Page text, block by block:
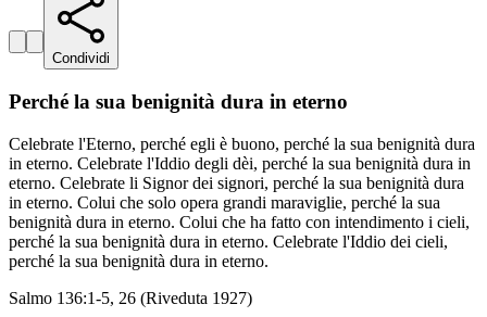
Condividi
Perché la sua benignità dura in eterno
Celebrate l'Eterno, perché egli è buono, perché la sua benignità dura
in eterno. Celebrate l'Iddio degli dèi, perché la sua benignità dura in
eterno. Celebrate li Signor dei signori, perché la sua benignità dura
in eterno. Colui che solo opera grandi maraviglie, perché la sua
benignità dura in eterno. Colui che ha fatto con intendimento i cieli,
perché la sua benignità dura in eterno. Celebrate l'Iddio dei cieli,
perché la sua benignità dura in eterno.
Salmo 136:1-5, 26 (Riveduta 1927)